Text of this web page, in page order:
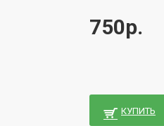
750р.
КУПИТЬ